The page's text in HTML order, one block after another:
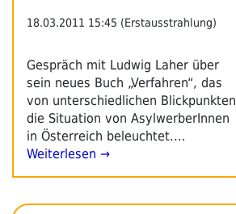
18.03.2011 15:45 (Erstausstrahlung)
Gespräch mit Ludwig Laher über
sein neues Buch „Verfahren“, das
von unterschiedlichen Blickpunkten
die Situation von AsylwerberInnen
in Österreich beleuchtet.…
Weiterlesen →